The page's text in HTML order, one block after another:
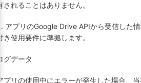
されることはありません。
アプリのGoogle Drive APIから受信した
き使用要件に準拠します。
グデータ
プリの使用中にエラーが発生した場合、